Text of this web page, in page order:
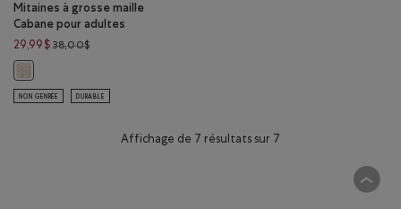
Mitaines à grosse maille
Cabane pour adultes
29,99$ 38,00$Prix réduit de 38,00$ à 29,99$
NON GENRÉE DURABLE
Affichage de 7 résultats sur 7